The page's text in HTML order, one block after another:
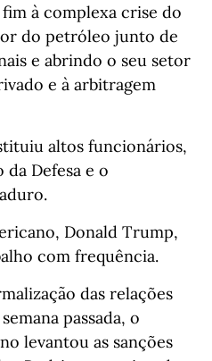
à complexa crise do
do petróleo junto de
e abrindo o seu setor
e à arbitragem
altos funcionários,
Defesa e o
Donald Trump,
com frequência.
das relações
passada, o
levantou as sanções